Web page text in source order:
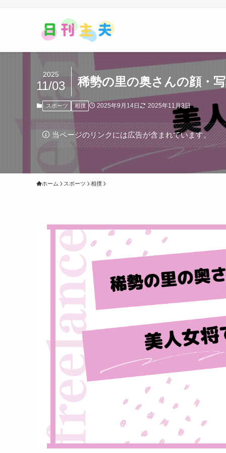
稀勢の里の奥さんの顔・
2025
11/03
スポーツ 相撲 2025年9月14日 2025年11月3日
当ページのリンクには広告が含まれています。
ホーム スポーツ 相撲